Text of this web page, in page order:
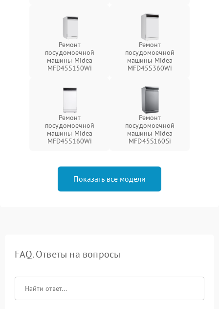
Ремонт
посудомоечной
машины Midea
MFD45S150Wi
Ремонт
посудомоечной
машины Midea
MFD45S360Wi
Ремонт
посудомоечной
машины Midea
MFD45S160Wi
Ремонт
посудомоечной
машины Midea
MFD45S160Si
Показать все модели
FAQ. Ответы на вопросы